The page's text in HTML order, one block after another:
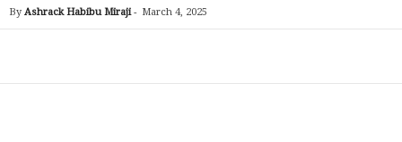
By Ashrack Habibu Miraji- March 4, 2025